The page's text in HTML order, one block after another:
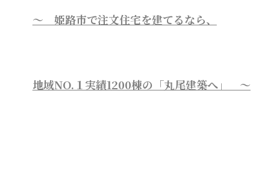
～ 姫路市で注文住宅を建てるなら、
地域NO.１実績1200棟の「丸尾建築へ」 ～